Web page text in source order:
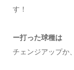
す！
ー打った球種は
チェンジアップか